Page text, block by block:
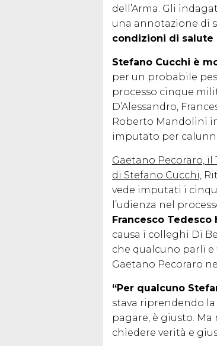
dell’Arma. Gli
una annotazione di
condizioni di salute
Stefano Cucchi è
per un probabile
processo cinque
D’Alessandro,
Roberto Mandolini
imputato per
Gaetano Pecoraro,
di Stefano Cucchi,
vede imputati i
l’udienza nel
Francesco
causa i colleghi Di
che qualcuno parli
Gaetano Pecoraro
“Per qualcuno
stava riprendendo la
pagare, è giusto.
chiedere verità e